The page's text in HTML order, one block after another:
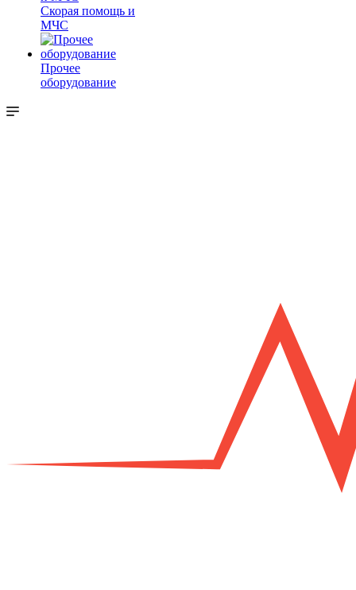
Скорая помощь и
МЧС
Прочее
оборудование